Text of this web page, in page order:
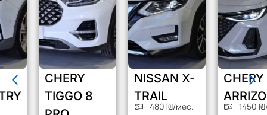
CHERY
TIGGO 8
NISSAN X-
TRAIL
480 ₪/мес.
CHERY
ARRIZO 8
1450 ₪/мес.